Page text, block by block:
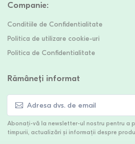
Companie:
Conditiile de Confidentialitate
Politica de utilizare cookie-uri
Politica de Confidentialitate
Rămâneți informat
Abonați-vă la newsletter-ul nostru pentru a
timpurii, actualizări și informații despre